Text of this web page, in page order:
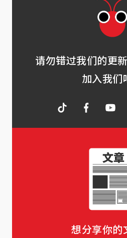
请勿错过我们的更
加入我们
想分享你的